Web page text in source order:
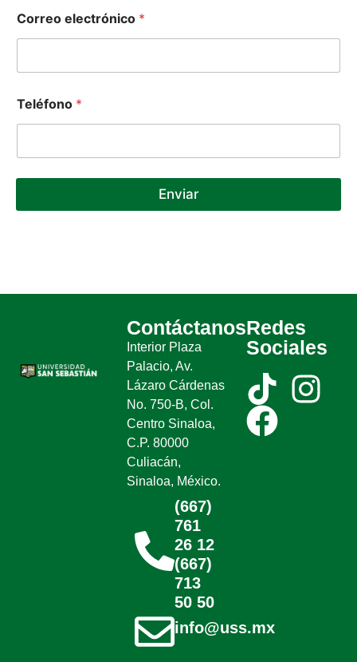
m
b
e
Correo electrónico *
Teléfono *
Enviar
Contáctanos
Interior Plaza
Palacio, Av.
Lázaro Cárdenas
No. 750-B, Col.
Centro Sinaloa,
C.P. 80000
Culiacán,
Sinaloa, México.
(667)
761
26 12
(667)
713
50 50
info@uss.mx
Redes
Sociales